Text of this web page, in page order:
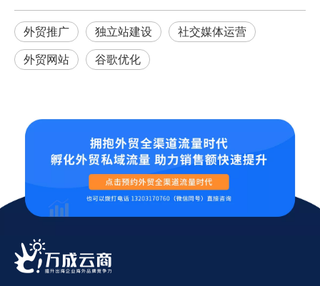
外贸推广 独立站建设 社交媒体运营
外贸网站 谷歌优化